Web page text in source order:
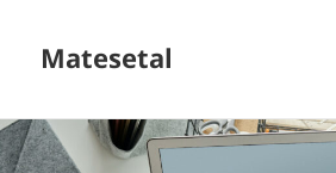
Matesetal